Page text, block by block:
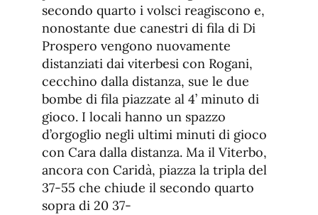
secondo quarto i volsci reagiscono e,
nonostante due canestri di fila di Di
Prospero vengono nuovamente
distanziati dai viterbesi con Rogani,
cecchino dalla distanza, sue le due
bombe di fila piazzate al 4’ minuto di
gioco. I locali hanno un spazzo
d’orgoglio negli ultimi minuti di gioco
con Cara dalla distanza. Ma il Viterbo,
ancora con Caridà, piazza la tripla del
37-55 che chiude il secondo quarto
sopra di 20 37-